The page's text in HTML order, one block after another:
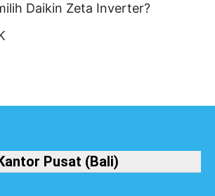
Daikin Zeta Inverter?
Pusat (Bali)